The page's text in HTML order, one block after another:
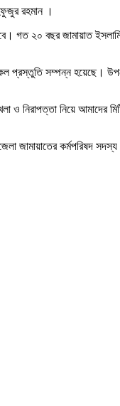
রহমান ।
গত ২০ বছর জামায়াত
প্রস্তুতি সম্পন্ন হয়েছে।
ও নিরাপত্তা নিয়ে
জামায়াতের কর্মপরিষদ